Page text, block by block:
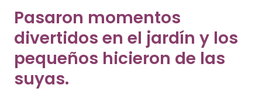
Pasaron momentos
divertidos en el jardín y los
pequeños hicieron de las
suyas.